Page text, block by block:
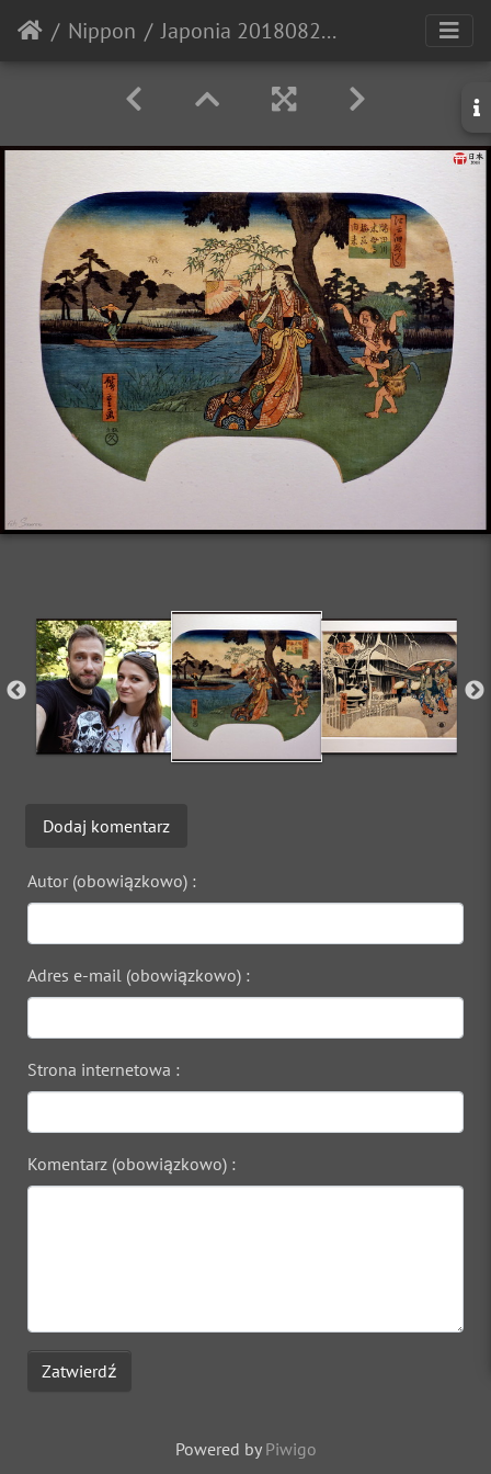
Nippon Japonia 20180826 145234
Dodaj komentarz
Autor (obowiązkowo) :
Adres e-mail (obowiązkowo) :
Strona internetowa :
Komentarz (obowiązkowo) :
Zatwierdź
Powered by Piwigo